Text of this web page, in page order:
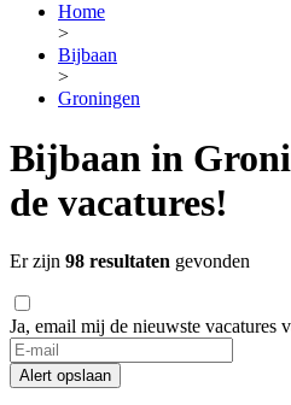
Home
>
Bijbaan
>
Groningen
Bijbaan in
de vacatures!
Er zijn 98 resultaten gevonden
Ja, email mij de nieuwste vacatures
If
you
are
Alert opslaan